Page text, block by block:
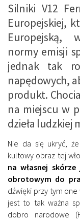
Silniki V12
Europejskiej,
Europejską,
normy emisji
jednak tak
napędowych,
produkt.
na miejscu w
dzieła ludzkiej
Nie da się ukryć,
kultowy obraz tej
na własnej
obrotowym do
dźwięki przy tym
jest to tak ważna
dobro narodowe